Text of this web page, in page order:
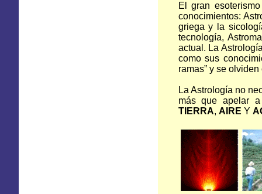
El gran
conocimientos:
griega y la
tecnología,
actual. La
como sus
ramas” y se
La Astrología no
más que apelar
TIERRA, AIRE Y